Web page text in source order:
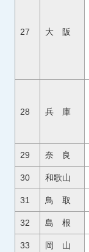
27 大 阪
28 兵 庫
29 奈 良
30 和歌山
31 鳥 取
32 島 根
33 岡 山